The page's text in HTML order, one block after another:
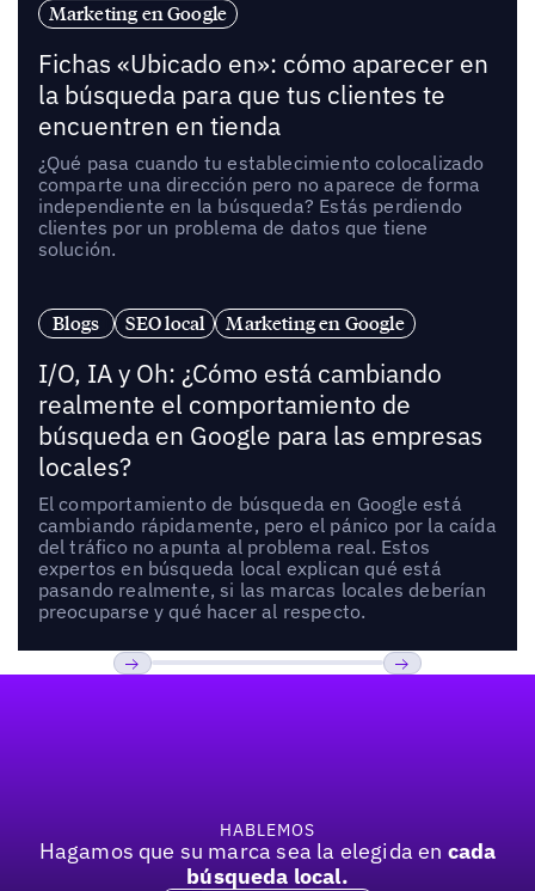
Marketing en Google
Fichas «Ubicado en»: cómo aparecer en
la búsqueda para que tus clientes te
encuentren en tienda
¿Qué pasa cuando tu establecimiento colocalizado
comparte una dirección pero no aparece de forma
independiente en la búsqueda? Estás perdiendo
clientes por un problema de datos que tiene
solución.
Blogs SEO local Marketing en Google
I/O, IA y Oh: ¿Cómo está cambiando
realmente el comportamiento de
búsqueda en Google para las empresas
locales?
El comportamiento de búsqueda en Google está
cambiando rápidamente, pero el pánico por la caída
del tráfico no apunta al problema real. Estos
expertos en búsqueda local explican qué está
pasando realmente, si las marcas locales deberían
preocuparse y qué hacer al respecto.
HABLEMOS
Hagamos que su marca sea la elegida en cada
búsqueda local.